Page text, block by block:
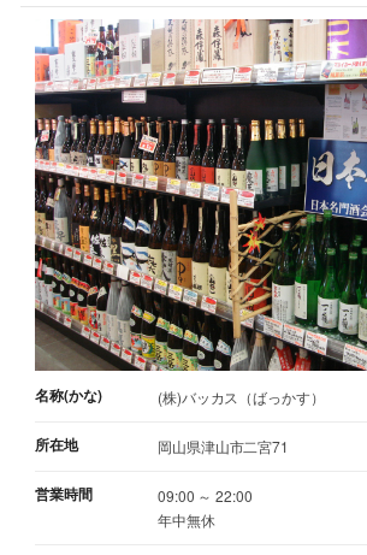
名称(かな) (株)バッカス（ばっかす）
所在地 岡山県津山市二宮71
営業時間
09:00 ～ 22:00
年中無休